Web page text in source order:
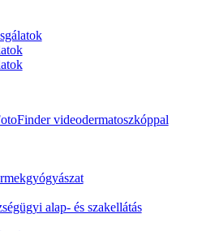
videodermatoszkóppal
alap- és szakellátás